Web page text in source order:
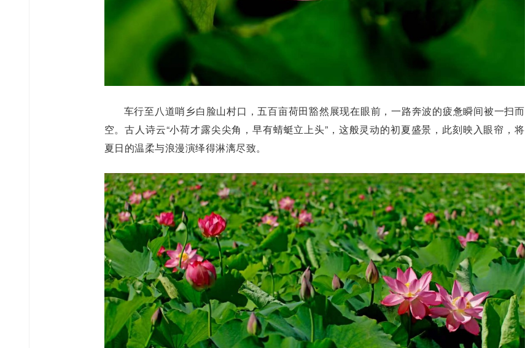
车行至八道哨乡白脸山村口，五百亩荷田豁然展现在眼前，一路奔波的疲惫瞬间被一扫而
空。古人诗云“小荷才露尖尖角，早有蜻蜓立上头”，这般灵动的初夏盛景，此刻映入眼帘，将
夏日的温柔与浪漫演绎得淋漓尽致。